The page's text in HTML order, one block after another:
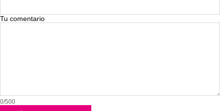
Tu comentario
0/500